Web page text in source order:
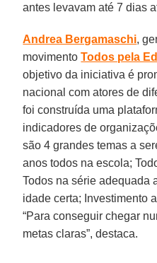
antes levavam até 7 dias
Andrea Bergamaschi,
movimentoTodos pela
objetivo da iniciativa é
nacional com atores de
foi construída uma
indicadores de
são 4 grandes temas a
anos todos na escola;
Todos na série adequada
idade certa; Investimento
“Para conseguir chegar
metas claras”, destaca.